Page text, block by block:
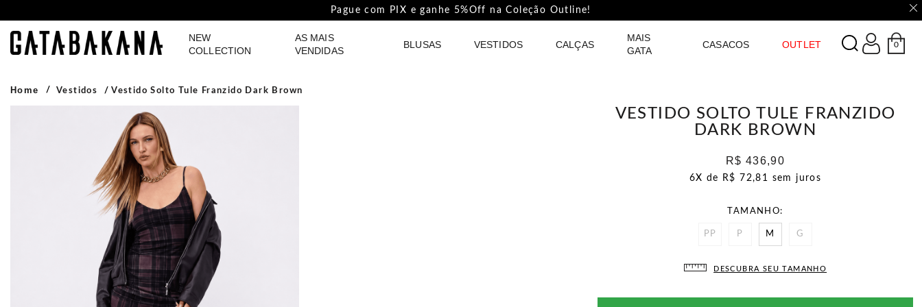
Pague com PIX e ganhe 5%Off na Coleção Outline!
NEW
COLLECTION
AS MAIS
VENDIDAS
BLUSAS VESTIDOS CALÇAS
MAIS
GATA
CASACOS OUTLET
GATABAKANA 0
Home Vestidos Vestido Solto Tule Franzido Dark Brown
VESTIDO SOLTO TULE FRANZIDO
DARK BROWN
R$ 436,90
6X de R$ 72,81 sem juros
TAMANHO
PP P M G
DESCUBRA SEU TAMANHO